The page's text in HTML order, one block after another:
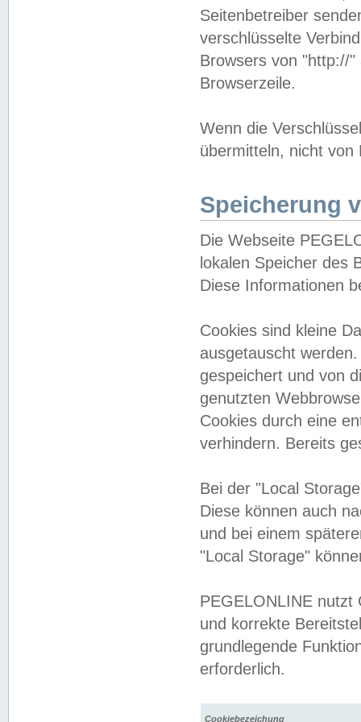
Seitenbetreiber
verschlüsselte
Browsers von "http://
Browserzeile.
Wenn die
übermitteln, nicht von
Speicherung
Die Webseite
lokalen Speicher des
Diese Informationen
Cookies sind kleine
ausgetauscht
gespeichert und von
genutzten
Cookies durch eine
verhindern. Bereits
Bei der "Local
Diese können auch
und bei einem
"Local Storage"
PEGELONLINE nutzt
und korrekte
grundlegende
erforderlich.
Cookiebezeichung